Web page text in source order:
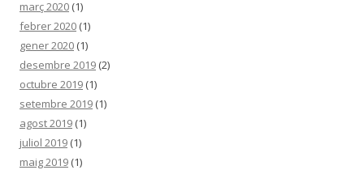
març 2020 (1)
febrer 2020 (1)
gener 2020 (1)
desembre 2019 (2)
octubre 2019 (1)
setembre 2019 (1)
agost 2019 (1)
juliol 2019 (1)
maig 2019 (1)